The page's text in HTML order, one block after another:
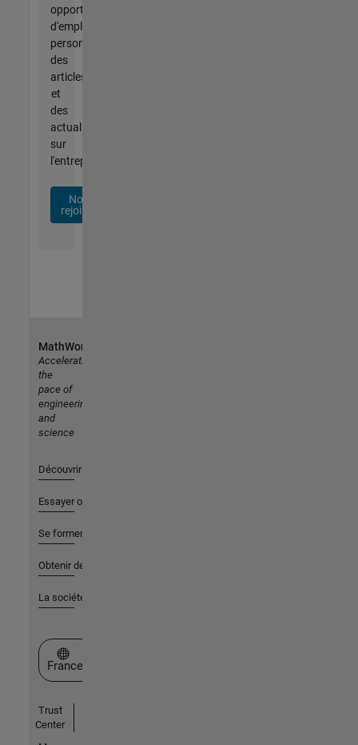
opportunités
d'emploi
personnalisées,
des
articles
et
des
actualités
sur
l'entreprise.
Nous
rejoindre
MathWorks
Accelerating
the
pace of
engineering
and
science
Découvrir les produits
Essayer ou acheter
Se former
Obtenir de l'aide
La société
Sélectionner un site web
France
Trust
Center